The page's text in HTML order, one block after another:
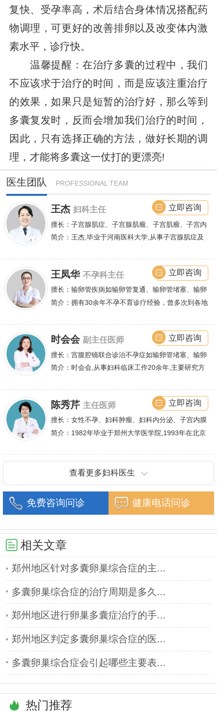
复快、受孕率高，术后结合身体情况搭配药
物调理，可更好的改善排卵以及改变体内激
素水平，诊疗快。
温馨提醒：在治疗多囊的过程中，我们
不应该求于治疗的时间，而是应该注重治疗
的效果，如果只是短暂的治疗好，那么等到
多囊复发时，反而会增加我们治疗的时间，
因此，只有选择正确的方法，做好长期的调
理，才能将多囊这一仗打的更漂亮!
医生团队 PROFESSIONAL TEAM
王杰 妇科主任
擅长：子宫腺肌症、子宫腺肌瘤、子宫肌瘤、子宫内
膜异位症等,长年致力于妇科微创手术及显微妇科手
卵管堵塞、输卵管复通、输卵管粘连等女性输卵管性
不孕及子宫性不孕、多囊卵巢等都有丰富诊疗经验
简介：王杰,毕业于河南医科大学,从事子宫腺肌症及
立即咨询
王凤华 不孕科主任
擅长：输卵管疾病如输卵管复通、输卵管堵塞、输卵
管积水、输卵管粘连;盆腔粘连、宫腔粘连、多囊卵
等;子宫畸形,发育不良,纵膈子宫,单角子宫,双角子宫,
幼稚子宫,始基子宫,特纳综合征等女性生殖道发育畸
形.并掌握各种领先的不孕症的手术与非手术疗法,尤
其对宫腹腔镜微创手术、四境一丝输卵管疏通术诊疗
简介：拥有30余年不孕不育诊疗经验，曾多次到各地
立即咨询
时会会 副主任医师
擅长：宫腹腔镜联合诊治不孕症如输卵管堵塞、输卵
管不通、输卵管积水、粘连等输卵管性不孕、多囊卵
子宫腺肌症、子宫肌瘤、子宫脱垂、尿失禁等也有丰
富的临床经验.
简介：时会会,从事妇科临床工作20余年,主要研究方
立即咨询
陈秀芹 主任医师
擅长：女性不孕、妇科肿瘤、妇科内分泌、子宫内膜
异位症、多囊卵巢等疾病的诊治,宫腹腔镜手术,盆底
简介：1982年毕业于郑州大学医学院,1993年在北京
立即咨询
查看更多妇科医生
免费咨询问诊 健康电话问诊
相关文章
郑州地区针对多囊卵巢综合症的主...
多囊卵巢综合症的治疗周期是多久...
郑州地区进行卵巢多囊症治疗的手...
郑州地区判定多囊卵巢综合症的医...
多囊卵巢综合症会引起哪些主要表...
热门推荐